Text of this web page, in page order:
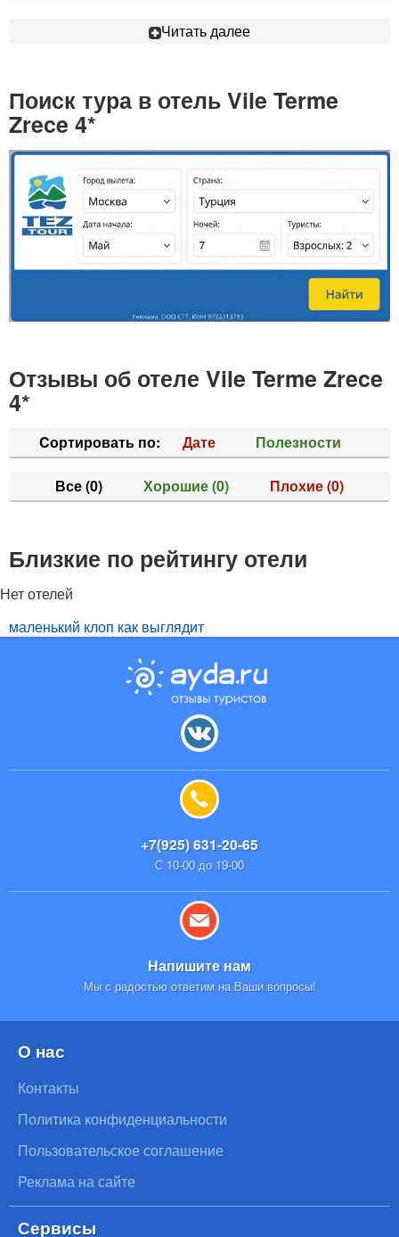
Читать далее
Поиск тура в отель Vile Terme
Zrece 4*
Отзывы об отеле Vile Terme Zrece
4*
Cортировать по: Дате Полезности
Все(0) Хорошие(0) Плохие(0)
Близкие по рейтингу отели
Нет отелей
маленький клоп как выглядит
+7(925) 631-20-65
С 10-00 до 19-00
Напишите нам
Мы с радостью ответим на Ваши вопросы!
О нас
Контакты
Политика конфиденциальности
Пользовательское соглашение
Реклама на сайте
Сервисы